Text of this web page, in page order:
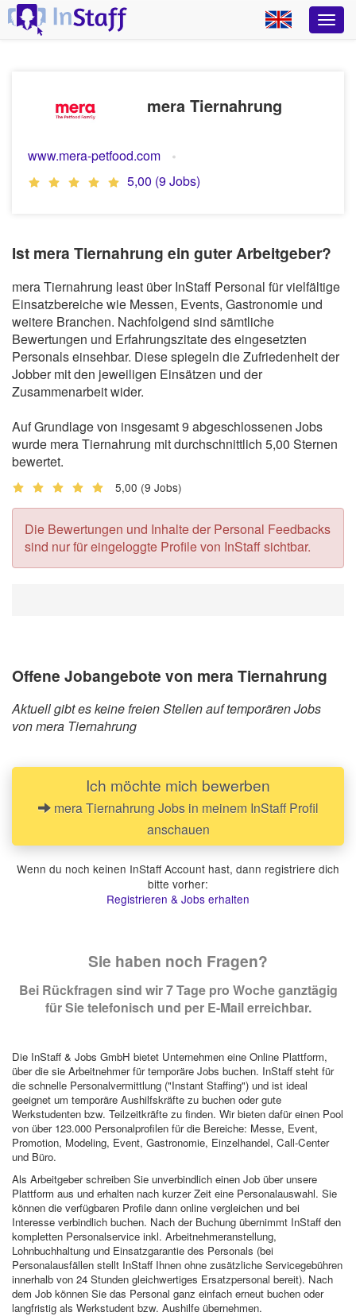
mera Tiernahrung
www.mera-petfood.com
5,00 (9 Jobs)
Ist mera Tiernahrung ein guter Arbeitgeber?
mera Tiernahrung least über InStaff Personal für vielfältige
Einsatzbereiche wie Messen, Events, Gastronomie und
weitere Branchen. Nachfolgend sind sämtliche
Bewertungen und Erfahrungszitate des eingesetzten
Personals einsehbar. Diese spiegeln die Zufriedenheit der
Jobber mit den jeweiligen Einsätzen und der
Zusammenarbeit wider.
Auf Grundlage von insgesamt 9 abgeschlossenen Jobs
wurde mera Tiernahrung mit durchschnittlich 5,00 Sternen
bewertet.
5,00 (9 Jobs)
Die Bewertungen und Inhalte der Personal Feedbacks
sind nur für eingeloggte Profile von InStaff sichtbar.
Offene Jobangebote von mera Tiernahrung
Aktuell gibt es keine freien Stellen auf temporären Jobs
von mera Tiernahrung
Ich möchte mich bewerben
mera Tiernahrung Jobs in meinem InStaff Profil
anschauen
Wenn du noch keinen InStaff Account hast, dann registriere dich
bitte vorher:
Registrieren & Jobs erhalten
Sie haben noch Fragen?
Bei Rückfragen sind wir 7 Tage pro Woche ganztägig
für Sie telefonisch und per E-Mail erreichbar.
Die InStaff & Jobs GmbH bietet Unternehmen eine Online Plattform,
über die sie Arbeitnehmer für temporäre Jobs buchen. InStaff steht für
die schnelle Personalvermittlung ("Instant Staffing") und ist ideal
geeignet um temporäre Aushilfskräfte zu buchen oder gute
Werkstudenten bzw. Teilzeitkräfte zu finden. Wir bieten dafür einen Pool
von über 123.000 Personalprofilen für die Bereiche: Messe, Event,
Promotion, Modeling, Event, Gastronomie, Einzelhandel, Call-Center
und Büro.
Als Arbeitgeber schreiben Sie unverbindlich einen Job über unsere
Plattform aus und erhalten nach kurzer Zeit eine Personalauswahl. Sie
können die verfügbaren Profile dann online vergleichen und bei
Interesse verbindlich buchen. Nach der Buchung übernimmt InStaff den
kompletten Personalservice inkl. Arbeitnehmeranstellung,
Lohnbuchhaltung und Einsatzgarantie des Personals (bei
Personalausfällen stellt InStaff Ihnen ohne zusätzliche Servicegebühren
innerhalb von 24 Stunden gleichwertiges Ersatzpersonal bereit). Nach
dem Job können Sie das Personal ganz einfach erneut buchen oder
langfristig als Werkstudent bzw. Aushilfe übernehmen.